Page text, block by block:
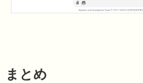
まとめ